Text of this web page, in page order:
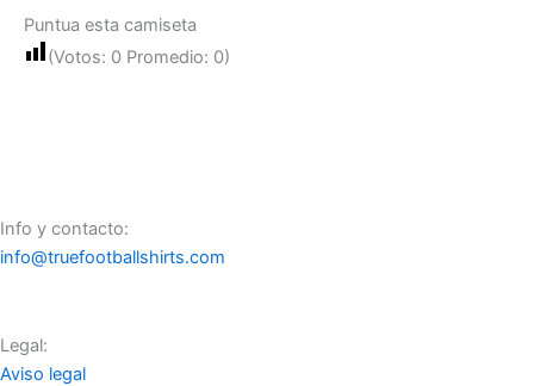
Puntua esta camiseta
(Votos: 0 Promedio: 0)
Info y contacto:
info@truefootballshirts.com
Legal:
Aviso legal